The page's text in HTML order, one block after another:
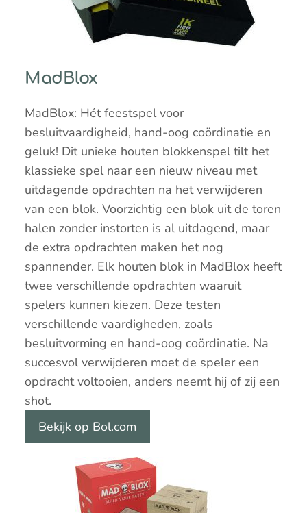
MadBlox
MadBlox: Hét feestspel voor
besluitvaardigheid, hand-oog coördinatie en
geluk! Dit unieke houten blokkenspel tilt het
klassieke spel naar een nieuw niveau met
uitdagende opdrachten na het verwijderen
van een blok. Voorzichtig een blok uit de toren
halen zonder instorten is al uitdagend, maar
de extra opdrachten maken het nog
spannender. Elk houten blok in MadBlox heeft
twee verschillende opdrachten waaruit
spelers kunnen kiezen. Deze testen
verschillende vaardigheden, zoals
besluitvorming en hand-oog coördinatie. Na
succesvol verwijderen moet de speler een
opdracht voltooien, anders neemt hij of zij een
shot.
Bekijk op Bol.com